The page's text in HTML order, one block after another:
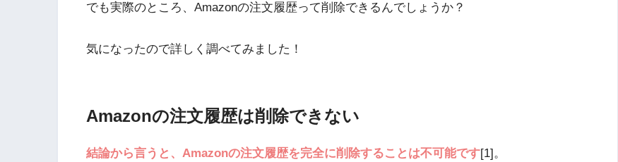
でも実際のところ、Amazonの注文履歴って削除できるんでしょうか？
気になったので詳しく調べてみました！
Amazonの注文履歴は削除できない
結論から言うと、Amazonの注文履歴を完全に削除することは不可能です[1]。